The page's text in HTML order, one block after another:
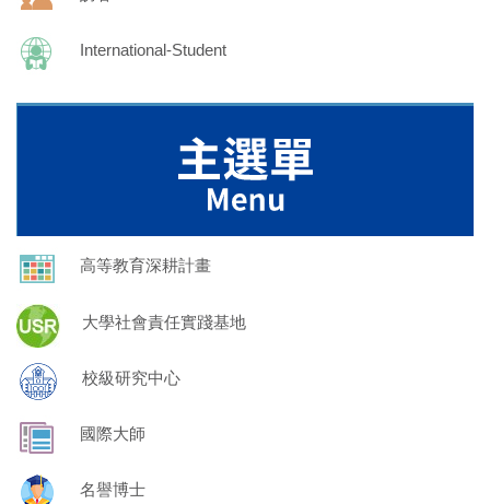
International-Student
高等教育深耕計畫
大學社會責任實踐基地
校級研究中心
國際大師
名譽博士